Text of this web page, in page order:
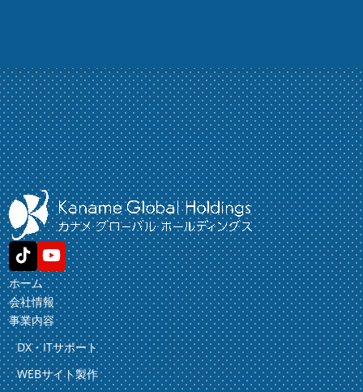
ホーム
会社情報
事業内容
DX・ITサポート
WEBサイト製作